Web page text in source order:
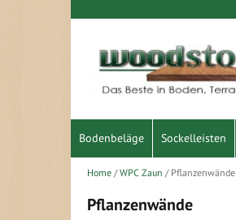
Inhalt
Bodenbeläge Sockelleisten
Home WPC Zaun Pflanzenwände
Pflanzenwände